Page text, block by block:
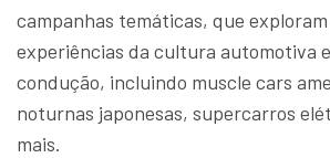
campanhas temáticas, que
experiências da cultura automotiva
condução, incluindo muscle cars
noturnas japonesas, supercarros
mais.